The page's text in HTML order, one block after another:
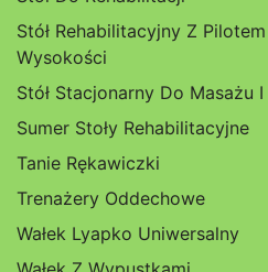
Stół Rehabilitacyjny Z
Wysokości
Stół Stacjonarny Do Masażu
Sumer Stoły Rehabilitacyjne
Tanie Rękawiczki
Trenażery Oddechowe
Wałek Lyapko Uniwersalny